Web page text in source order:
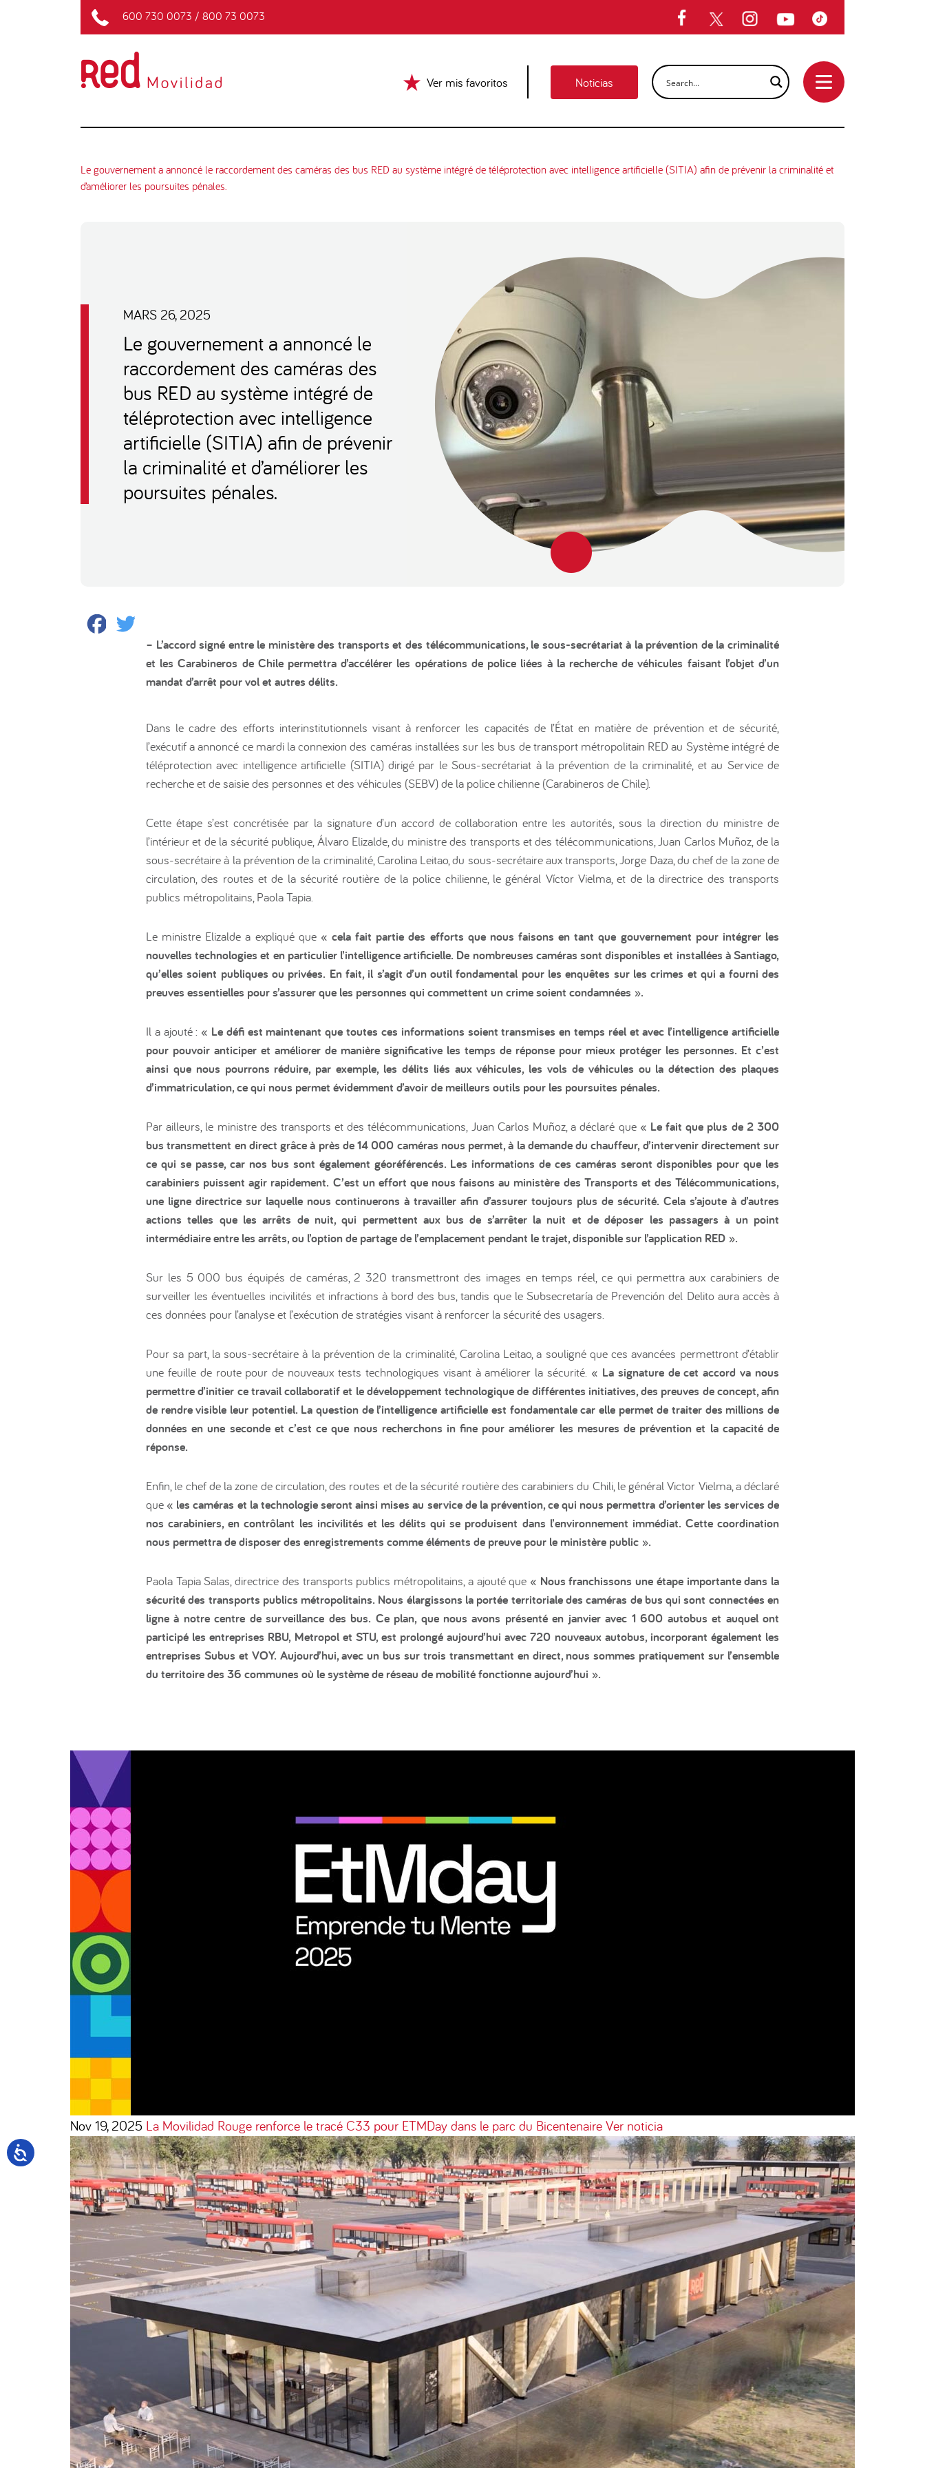
600 730 0073 / 800 73 0073
Ver mis favoritos Noticias
Le gouvernement a annoncé le raccordement des caméras des bus RED au système intégré de téléprotection avec intelligence artificielle (SITIA) afin de prévenir la criminalité et
d’améliorer les poursuites pénales.
MARS 26, 2025
Le gouvernement a annoncé le
raccordement des caméras des
bus RED au système intégré de
téléprotection avec intelligence
artificielle (SITIA) afin de prévenir
la criminalité et d’améliorer les
poursuites pénales.
Facebook
– L’accord signé entre le ministère des transports et des télécommunications, le sous-secrétariat à la prévention de la criminalité
et les Carabineros de Chile permettra d’accélérer les opérations de police liées à la recherche de véhicules faisant l’objet d’un
mandat d’arrêt pour vol et autres délits.
Dans le cadre des efforts interinstitutionnels visant à renforcer les capacités de l’État en matière de prévention et de sécurité,
l’exécutif a annoncé ce mardi la connexion des caméras installées sur les bus de transport métropolitain RED au Système intégré de
téléprotection avec intelligence artificielle (SITIA) dirigé par le Sous-secrétariat à la prévention de la criminalité, et au Service de
recherche et de saisie des personnes et des véhicules (SEBV) de la police chilienne (Carabineros de Chile).
Cette étape s’est concrétisée par la signature d’un accord de collaboration entre les autorités, sous la direction du ministre de
l’intérieur et de la sécurité publique, Álvaro Elizalde, du ministre des transports et des télécommunications, Juan Carlos Muñoz, de la
sous-secrétaire à la prévention de la criminalité, Carolina Leitao, du sous-secrétaire aux transports, Jorge Daza, du chef de la zone de
circulation, des routes et de la sécurité routière de la police chilienne, le général Víctor Vielma, et de la directrice des transports
publics métropolitains, Paola Tapia.
Le ministre Elizalde a expliqué que « cela fait partie des efforts que nous faisons en tant que gouvernement pour intégrer les
nouvelles technologies et en particulier l’intelligence artificielle. De nombreuses caméras sont disponibles et installées à Santiago,
qu’elles soient publiques ou privées. En fait, il s’agit d’un outil fondamental pour les enquêtes sur les crimes et qui a fourni des
preuves essentielles pour s’assurer que les personnes qui commettent un crime soient condamnées ».
Il a ajouté : « Le défi est maintenant que toutes ces informations soient transmises en temps réel et avec l’intelligence artificielle
pour pouvoir anticiper et améliorer de manière significative les temps de réponse pour mieux protéger les personnes. Et c’est
ainsi que nous pourrons réduire, par exemple, les délits liés aux véhicules, les vols de véhicules ou la détection des plaques
d’immatriculation, ce qui nous permet évidemment d’avoir de meilleurs outils pour les poursuites pénales.
Par ailleurs, le ministre des transports et des télécommunications, Juan Carlos Muñoz, a déclaré que « Le fait que plus de 2 300
bus transmettent en direct grâce à près de 14 000 caméras nous permet, à la demande du chauffeur, d’intervenir directement sur
ce qui se passe, car nos bus sont également géoréférencés. Les informations de ces caméras seront disponibles pour que les
carabiniers puissent agir rapidement. C’est un effort que nous faisons au ministère des Transports et des Télécommunications,
une ligne directrice sur laquelle nous continuerons à travailler afin d’assurer toujours plus de sécurité. Cela s’ajoute à d’autres
actions telles que les arrêts de nuit, qui permettent aux bus de s’arrêter la nuit et de déposer les passagers à un point
intermédiaire entre les arrêts, ou l’option de partage de l’emplacement pendant le trajet, disponible sur l’application RED ».
Sur les 5 000 bus équipés de caméras, 2 320 transmettront des images en temps réel, ce qui permettra aux carabiniers de
surveiller les éventuelles incivilités et infractions à bord des bus, tandis que le Subsecretaría de Prevención del Delito aura accès à
ces données pour l’analyse et l’exécution de stratégies visant à renforcer la sécurité des usagers.
Pour sa part, la sous-secrétaire à la prévention de la criminalité, Carolina Leitao, a souligné que ces avancées permettront d’établir
une feuille de route pour de nouveaux tests technologiques visant à améliorer la sécurité. « La signature de cet accord va nous
permettre d’initier ce travail collaboratif et le développement technologique de différentes initiatives, des preuves de concept, afin
de rendre visible leur potentiel. La question de l’intelligence artificielle est fondamentale car elle permet de traiter des millions de
données en une seconde et c’est ce que nous recherchons in fine pour améliorer les mesures de prévention et la capacité de
réponse.
Enfin, le chef de la zone de circulation, des routes et de la sécurité routière des carabiniers du Chili, le général Victor Vielma, a déclaré
que « les caméras et la technologie seront ainsi mises au service de la prévention, ce qui nous permettra d’orienter les services de
nos carabiniers, en contrôlant les incivilités et les délits qui se produisent dans l’environnement immédiat. Cette coordination
nous permettra de disposer des enregistrements comme éléments de preuve pour le ministère public ».
Paola Tapia Salas, directrice des transports publics métropolitains, a ajouté que « Nous franchissons une étape importante dans la
sécurité des transports publics métropolitains. Nous élargissons la portée territoriale des caméras de bus qui sont connectées en
ligne à notre centre de surveillance des bus. Ce plan, que nous avons présenté en janvier avec 1 600 autobus et auquel ont
participé les entreprises RBU, Metropol et STU, est prolongé aujourd’hui avec 720 nouveaux autobus, incorporant également les
entreprises Subus et VOY. Aujourd’hui, avec un bus sur trois transmettant en direct, nous sommes pratiquement sur l’ensemble
du territoire des 36 communes où le système de réseau de mobilité fonctionne aujourd’hui ».
Nov 19, 2025 La Movilidad Rouge renforce le tracé C33 pour ETMDay dans le parc du Bicentenaire Ver noticia